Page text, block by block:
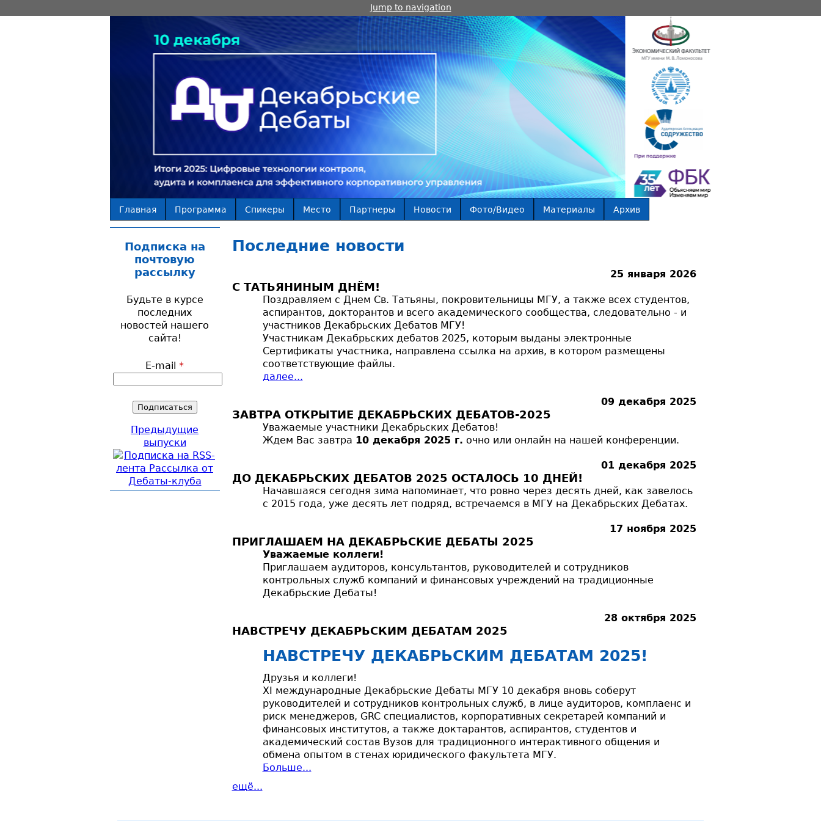
Jump to navigation
Главная Программа Спикеры Место Партнеры Новости Фото/Видео Материалы Архив
Последние новости
25 января 2026
С ТАТЬЯНИНЫМ ДНЁМ!
Поздравляем с Днем Св. Татьяны, покровительницы МГУ, а также всех студентов,
аспирантов, докторантов и всего академического сообщества, следовательно - и
участников Декабрьских Дебатов МГУ!
Участникам Декабрьских дебатов 2025, которым выданы электронные
Сертификаты участника, направлена ссылка на архив, в котором размещены
соответствующие файлы.
далее...
09 декабря 2025
ЗАВТРА ОТКРЫТИЕ ДЕКАБРЬСКИХ ДЕБАТОВ-2025
Уважаемые участники Декабрьских Дебатов!
Ждем Вас завтра 10 декабря 2025 г. очно или онлайн на нашей конференции.
01 декабря 2025
ДО ДЕКАБРЬСКИХ ДЕБАТОВ 2025 ОСТАЛОСЬ 10 ДНЕЙ!
Начавшаяся сегодня зима напоминает, что ровно через десять дней, как завелось
с 2015 года, уже десять лет подряд, встречаемся в МГУ на Декабрьских Дебатах.
17 ноября 2025
ПРИГЛАШАЕМ НА ДЕКАБРЬСКИЕ ДЕБАТЫ 2025
Уважаемые коллеги!
Приглашаем аудиторов, консультантов, руководителей и сотрудников
контрольных служб компаний и финансовых учреждений на традиционные
Декабрьские Дебаты!
28 октября 2025
НАВСТРЕЧУ ДЕКАБРЬСКИМ ДЕБАТАМ 2025
НАВСТРЕЧУ ДЕКАБРЬСКИМ ДЕБАТАМ 2025!
Друзья и коллеги!
XI международные Декабрьские Дебаты МГУ 10 декабря вновь соберут
руководителей и сотрудников контрольных служб, в лице аудиторов, комплаенс и
риск менеджеров, GRC специалистов, корпоративных секретарей компаний и
финансовых институтов, а также доктарантов, аспирантов, студентов и
академический состав Вузов для традиционного интерактивного общения и
обмена опытом в стенах юридического факультета МГУ.
Больше...
ещё...
Подписка на
почтовую
рассылку
Будьте в курсе
последних
новостей нашего
сайта!
E-mail *
Предыдущие
выпуски